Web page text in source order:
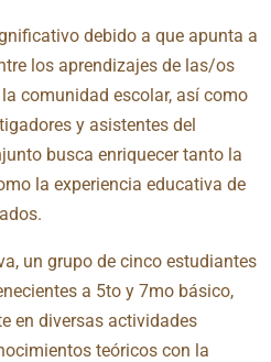
debido a que apunta a
los aprendizajes de las/os
comunidad escolar, así como
y asistentes del
busca enriquecer tanto la
la experiencia educativa de
un grupo de cinco estudiantes
a 5to y 7mo básico,
en diversas actividades
teóricos con la